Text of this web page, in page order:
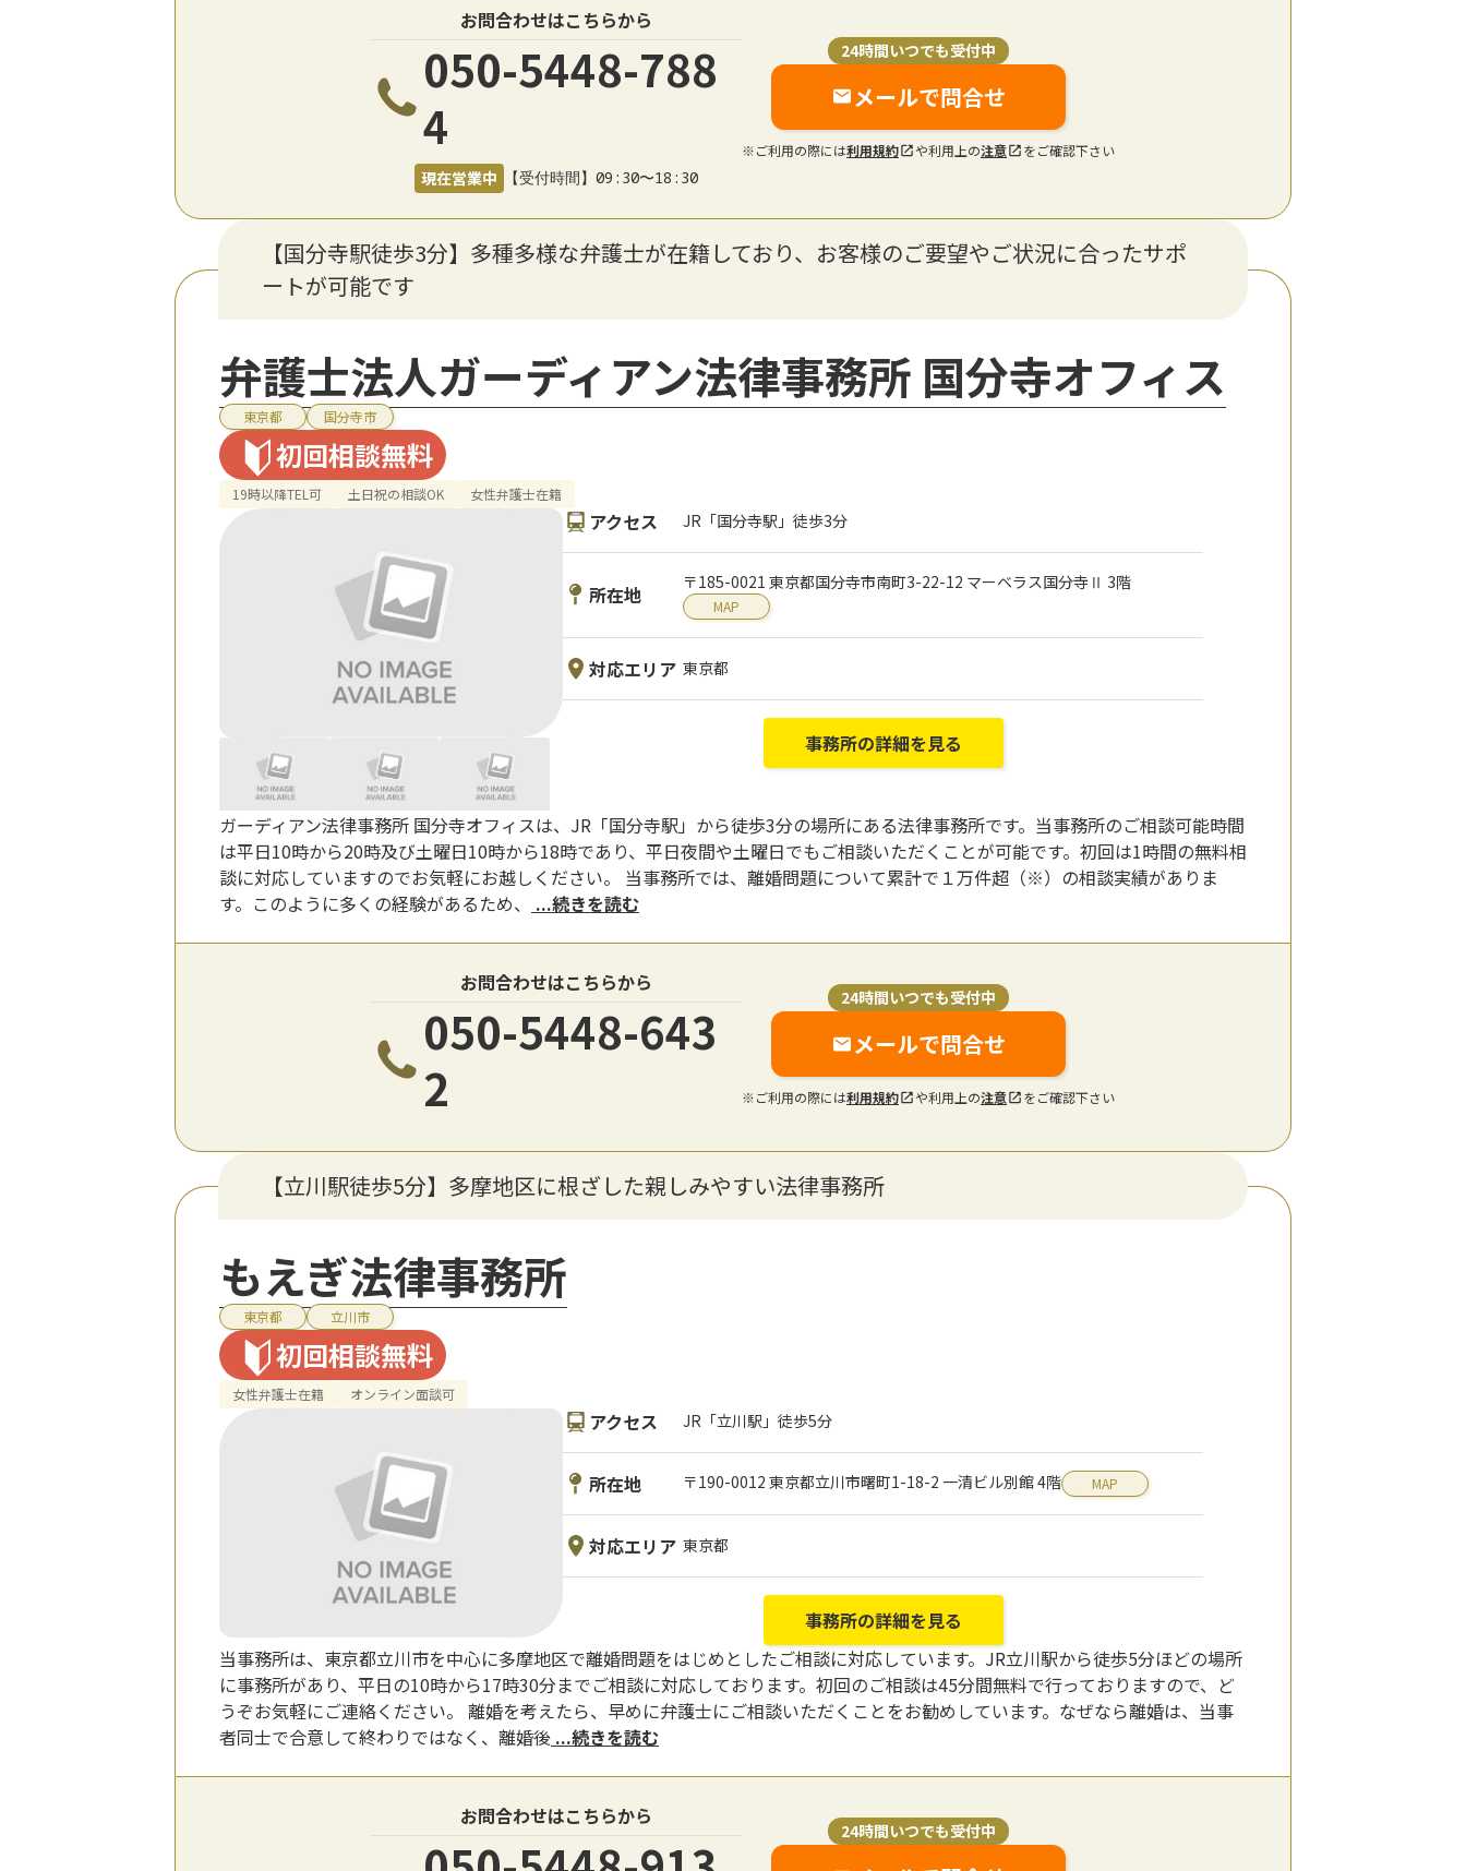
お問合わせはこちらから
050-5448-788
4
現在営業中 【受付時間】09:30〜18:30
24時間いつでも受付中
メールで問合せ
※ご利用の際には利用規約 や利用上の注意 をご確認下さい
【国分寺駅徒歩3分】多種多様な弁護士が在籍しており、お客様のご要望やご状況に合ったサポ
ートが可能です
弁護士法人ガーディアン法律事務所 国分寺オフィス
東京都 国分寺市
初回相談無料
19時以降TEL可 土日祝の相談OK 女性弁護士在籍
アクセス JR「国分寺駅」徒歩3分
所在地
〒185-0021 東京都国分寺市南町3-22-12 マーベラス国分寺Ⅱ 3階
MAP
対応エリア 東京都
事務所の詳細を見る
ガーディアン法律事務所 国分寺オフィスは、JR「国分寺駅」から徒歩3分の場所にある法律事務所です。当事務所のご相談可能時間
は平日10時から20時及び土曜日10時から18時であり、平日夜間や土曜日でもご相談いただくことが可能です。初回は1時間の無料相
談に対応していますのでお気軽にお越しください。 当事務所では、離婚問題について累計で１万件超（※）の相談実績がありま
す。このように多くの経験があるため、
...続きを読む
お問合わせはこちらから
050-5448-643
2
24時間いつでも受付中
メールで問合せ
※ご利用の際には利用規約 や利用上の注意 をご確認下さい
【立川駅徒歩5分】多摩地区に根ざした親しみやすい法律事務所
もえぎ法律事務所
東京都 立川市
初回相談無料
女性弁護士在籍 オンライン面談可
アクセス JR「立川駅」徒歩5分
所在地 〒190-0012 東京都立川市曙町1-18-2 一清ビル別館 4階 MAP
対応エリア 東京都
事務所の詳細を見る
当事務所は、東京都立川市を中心に多摩地区で離婚問題をはじめとしたご相談に対応しています。JR立川駅から徒歩5分ほどの場所
に事務所があり、平日の10時から17時30分までご相談に対応しております。初回のご相談は45分間無料で行っておりますので、ど
うぞお気軽にご連絡ください。 離婚を考えたら、早めに弁護士にご相談いただくことをお勧めしています。なぜなら離婚は、当事
者同士で合意して終わりではなく、離婚後 ...続きを読む
お問合わせはこちらから
24時間いつでも受付中